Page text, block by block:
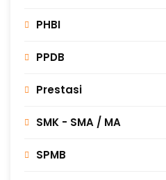
PHBI
PPDB
Prestasi
SMK - SMA / MA
SPMB